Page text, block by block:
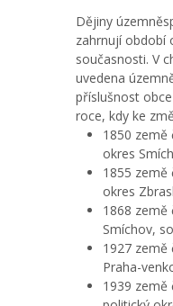
Dějiny
zahrnují období
současnosti. V
uvedena
příslušnost
roce, kdy ke
1850 země
okres
1855 země
okres
1868 země
Smíchov,
1927 země
Praha-
1939 země